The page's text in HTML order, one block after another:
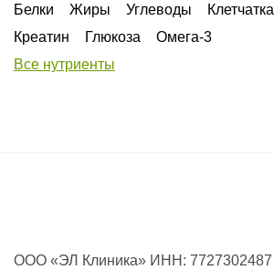
Белки Жиры Углеводы Клетчатка
Креатин
Глюкоза
Омега-3
Все нутриенты
ООО «ЭЛ Клиника» ИНН: